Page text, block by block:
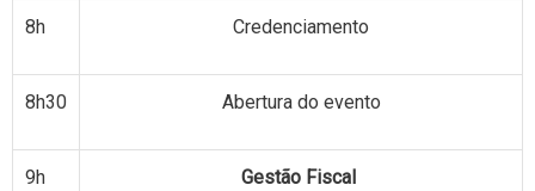
8h Credenciamento
8h30 Abertura do evento
9h Gestão Fiscal